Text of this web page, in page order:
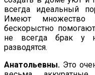
всегда идеаль­ный
Имеют множество
бескорыстно
не всегда брак у
разводятся.
Анатольевны. Это